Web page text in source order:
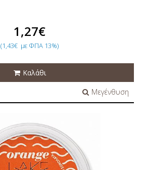
1,27€
(1,43€ με ΦΠΑ 13%)
Καλάθι
Μεγένθυση